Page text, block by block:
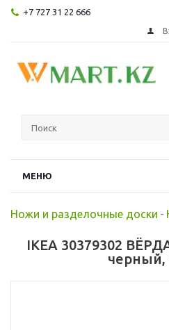
+7 727 31 22 666
МЕНЮ
Ножи и разделочные доски -
IKEA 30379302
черный,